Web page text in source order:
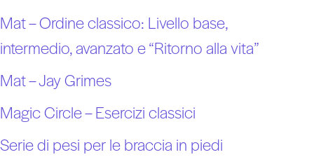
Mat – Ordine classico: Livello base,
intermedio, avanzato e “Ritorno alla vita”
Mat – Jay Grimes
Magic Circle – Esercizi classici
Serie di pesi per le braccia in piedi